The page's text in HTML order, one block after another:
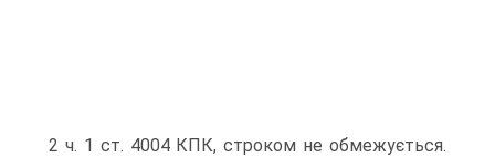
2 ч. 1 ст. 4004 КПК, строком не обмежується.